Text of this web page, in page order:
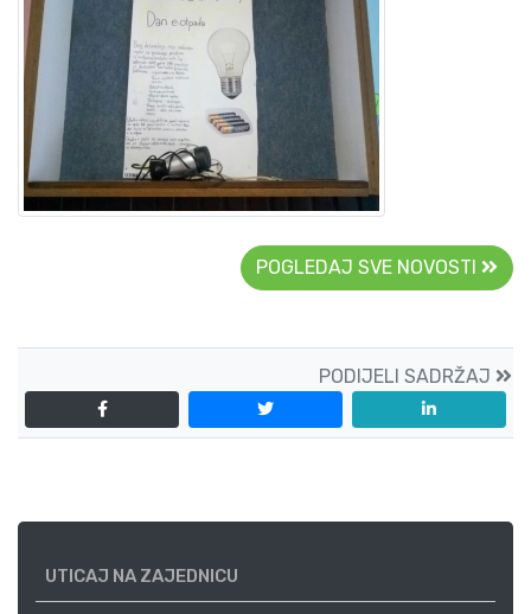
POGLEDAJ SVE NOVOSTI
PODIJELI SADRŽAJ
UTICAJ NA ZAJEDNICU